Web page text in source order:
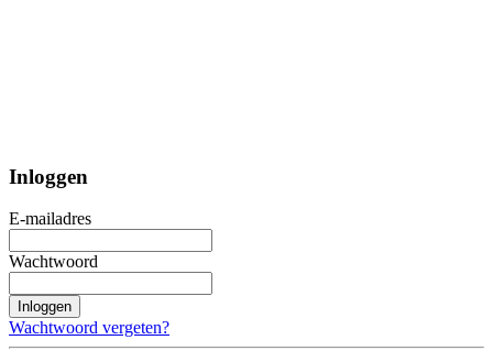
Inloggen
E-mailadres
Wachtwoord
Inloggen
Wachtwoord vergeten?